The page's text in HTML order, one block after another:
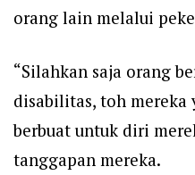
orang lain melalui
“Silahkan saja orang
disabilitas, toh mereka
berbuat untuk diri
tanggapan mereka.